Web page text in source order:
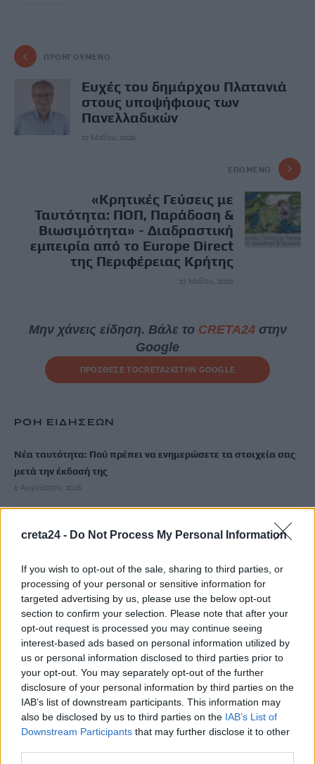
creta24 - Do Not Process My Personal Information
If you wish to opt-out of the sale, sharing to third parties, or
processing of your personal or sensitive information for
targeted advertising by us, please use the below opt-out
section to confirm your selection. Please note that after your
opt-out request is processed you may continue seeing
interest-based ads based on personal information utilized by
us or personal information disclosed to third parties prior to
your opt-out. You may separately opt-out of the further
disclosure of your personal information by third parties on the
IAB’s list of downstream participants. This information may
also be disclosed by us to third parties on the IAB’s List of
Downstream Participants that may further disclose it to other
ΠΡΟΗΓΟΎΜΕΝΟ
Ευχές του δημάρχου Πλατανιά
στους υποψήφιους των
Πανελλαδικών
27 Μαΐου, 2026
ΕΠΌΜΕΝΟ
«Κρητικές Γεύσεις με
Ταυτότητα: ΠΟΠ, Παράδοση &
Βιωσιμότητα» - Διαδραστική
εμπειρία από το Europe Direct
της Περιφέρειας Κρήτης
27 Μαΐου, 2026
Μην χάνεις είδηση. Βάλε το CRETA24στην
Google
ΠΡΟΣΘΕΣΕ ΤΟCRETA24ΣΤΗΝ GOOGLE
ΡΟΗ ΕΙΔΗΣΕΩΝ
Νέα ταυτότητα: Πού πρέπει να ενημερώσετε τα στοιχεία σας
μετά την έκδοσή της
6 Αυγούστου, 2026
Ιδρώτας και διατροφή το καλοκαίρι: Ποιες τροφές προκαλούν
Κάρτα Αγρότη: Τι αλλάζει από 28 Αυγούστου για τις
χρηματοδοτήσεις
6 Αυγούστου, 2026
Νέα χρηματοδότηση 1,5 εκατ. ευρώ για διαπλάτυνση του
Αγιοβασιλιώτικου Παραλιακού Δρόμου
6 Αυγούστου, 2026